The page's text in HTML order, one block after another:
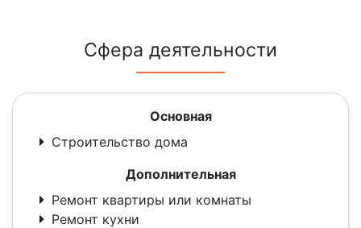
Сфера деятельности
Основная
Строительство дома
Дополнительная
Ремонт квартиры или комнаты
Ремонт кухни